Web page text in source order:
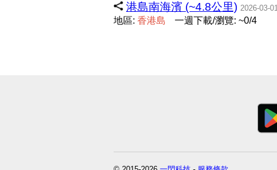
港島南海濱 (~4.8公里) 2026-03-
地區: 香港島 一週下載/瀏覽: ~0/4